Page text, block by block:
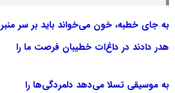
به جای خطبه، خون می‌خواند باید بر سر منبر
هدر دادند در داغ‌ات خطیبان فرصت ما را
به موسیقی تسلا می‌دهد دلمردگی‌ها را